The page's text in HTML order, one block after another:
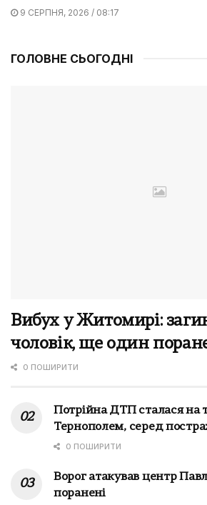
9 СЕРПНЯ, 2026 / 08:17
ГОЛОВНЕ СЬОГОДНІ
Вибух у Житомирі:
чоловік, ще один
0 ПОШИРИТИ
Потрійна ДТП сталася на
Тернополем, серед
0 ПОШИРИТИ
Ворог атакував центр
поранені